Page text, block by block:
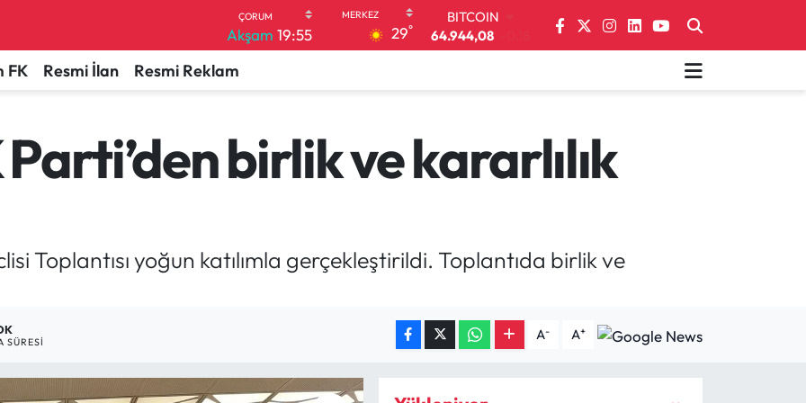
Akşam 19:55 29°
DOLAR
47,7436
EURO
6660.55 0.03
BİST100
FK Resmi İlan Resmi Reklam
birlik ve kararlılık
Toplantısı yoğun katılımla gerçekleştirildi. Toplantıda birlik ve
SÜRESI A- A+